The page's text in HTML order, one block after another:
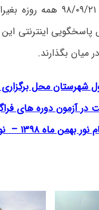
پایان روز پنج­شنبه ۹۸/
اینترنتی این
شهرستان محل
در آزمون دوره های
ماه ۱۳۹۸ – نوبت بیستم